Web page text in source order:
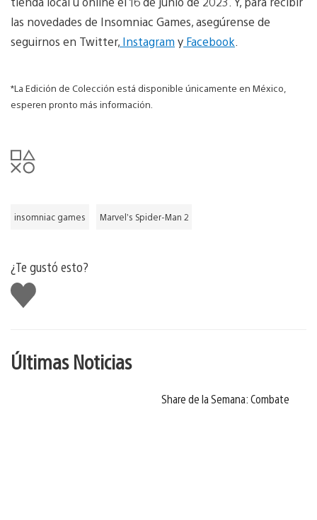
las novedades de Insomniac Games, asegúrense de
seguirnos en Twitter, Instagram y Facebook
*La Edición de Colección está disponible únicamente en México,
esperen pronto más información.
insomniac games Marvel’s Spider-Man 2
¿Te gustó esto?
Me
gusta
Últimas Noticias
Share de la Semana: Combate